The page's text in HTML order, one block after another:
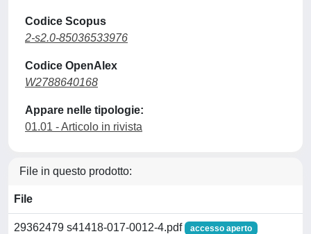
Codice Scopus
2-s2.0-85036533976
Codice OpenAlex
W2788640168
Appare nelle tipologie:
01.01 - Articolo in rivista
File in questo prodotto:
File
29362479 s41418-017-0012-4.pdf accesso aperto